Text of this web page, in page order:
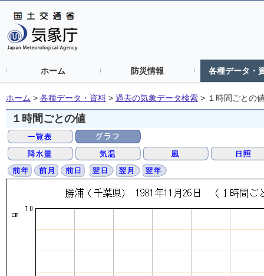
ホーム 防災情報 各種データ・
ホーム > 各種データ・資料 > 過去の気象データ検索 > １時間ごとの
１時間ごとの値